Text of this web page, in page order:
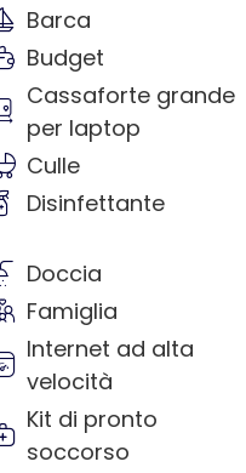
Barca
Budget
Cassaforte grande
per laptop
Culle
Disinfettante
Doccia
Famiglia
Internet ad alta
velocità
Kit di pronto
soccorso